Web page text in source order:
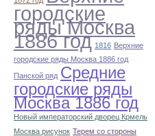
городские
ряды Москва
1886 год 1816 Верхние
городские ряды Москва 1886 год
Панской ряд Средние
городские ряды
Москва 1886 год
Новый императорский дворец Крмель
Москва рисунок Терем со стороны